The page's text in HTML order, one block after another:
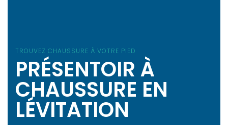
TROUVEZ CHAUSSURE À VOTRE PIED
PRÉSENTOIR À
CHAUSSURE EN
LÉVITATION